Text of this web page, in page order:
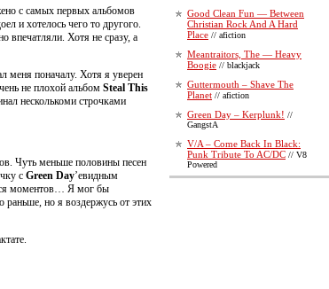
с самых первых альбомов
и хотелось чего то другого.
впечатляли. Хотя не сразу, а
меня поначалу. Хотя я уверен
не плохой альбом Steal This
несколькоми строчками
Чуть меньше половины песен
с Green Day’евидным
моментов… Я мог бы
раньше, но я воздержусь от этих
Good Clean Fun — Between
Christian Rock And A Hard
Place // afiction
Meantraitors, The — Heavy
Boogie // blackjack
Guttermouth – Shave The
Planet // afiction
Green Day – Kerplunk! //
GangstA
V/A – Come Back In Black:
Punk Tribute To AC/DC // V8
Powered